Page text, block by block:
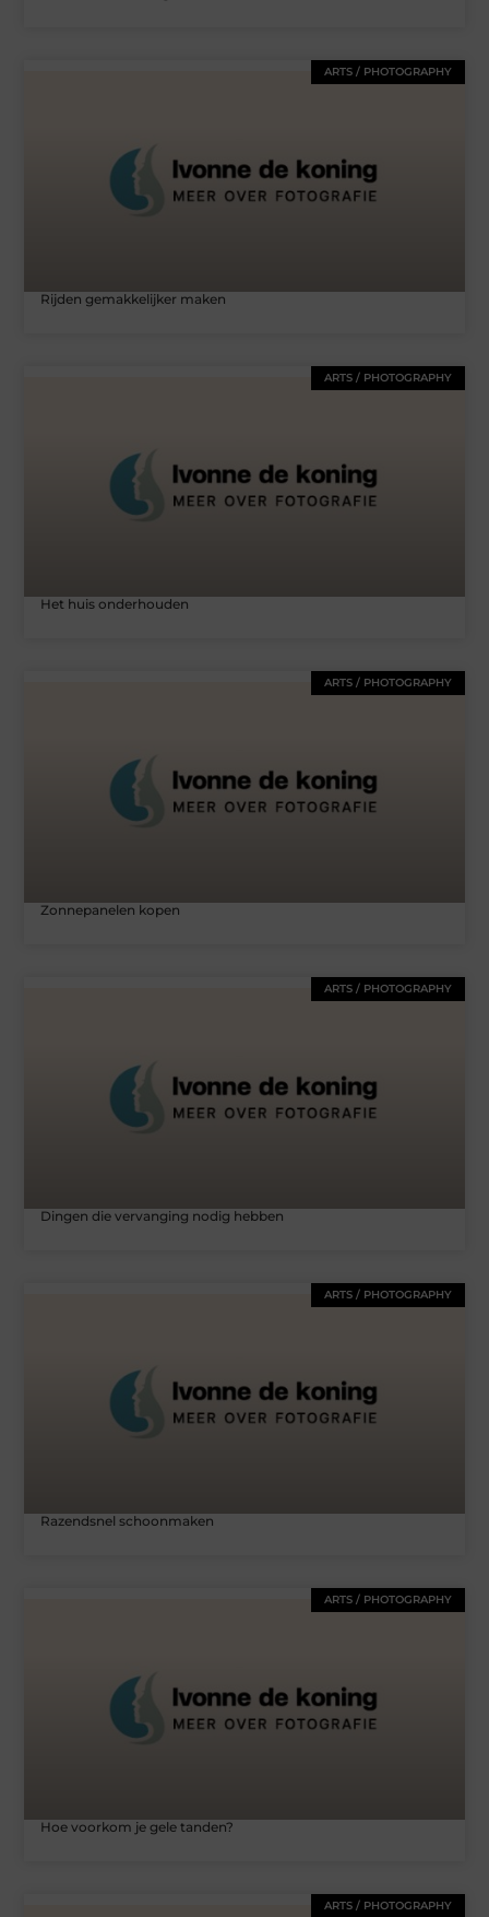
ARTS / PHOTOGRAPHY
Rijden gemakkelijker maken
ARTS / PHOTOGRAPHY
Het huis onderhouden
ARTS / PHOTOGRAPHY
Zonnepanelen kopen
ARTS / PHOTOGRAPHY
Dingen die vervanging nodig hebben
ARTS / PHOTOGRAPHY
Razendsnel schoonmaken
ARTS / PHOTOGRAPHY
Hoe voorkom je gele tanden?
ARTS / PHOTOGRAPHY